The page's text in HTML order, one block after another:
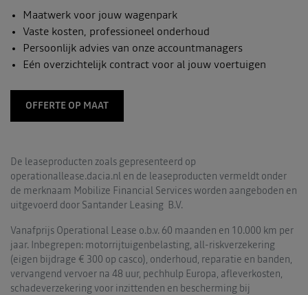
Maatwerk voor jouw wagenpark
Vaste kosten, professioneel onderhoud
Persoonlijk advies van onze accountmanagers
Eén overzichtelijk contract voor al jouw voertuigen
OFFERTE OP MAAT
De leaseproducten zoals gepresenteerd op
operationallease.dacia.nl en de leaseproducten vermeldt onder
de merknaam Mobilize Financial Services worden aangeboden en
uitgevoerd door Santander Leasing B.V.
Vanafprijs Operational Lease o.b.v. 60 maanden en 10.000 km per
jaar. Inbegrepen: motorrijtuigenbelasting, all-riskverzekering
(eigen bijdrage € 300 op casco), onderhoud, reparatie en banden,
vervangend vervoer na 48 uur, pechhulp Europa, afleverkosten,
schadeverzekering voor inzittenden en bescherming bij